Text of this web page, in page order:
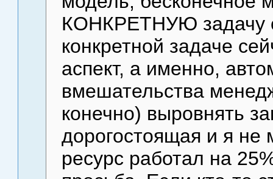
КОНКРЕТНУЮ задачу
конкретной задаче
аспект, а именно,
вмешательства
конечно) выровнять
дорогостоящая и я не
ресурс работал на